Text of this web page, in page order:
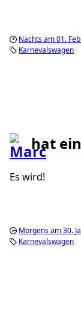
Nachts am 01.
Karnevalswagen
hat
Es wird!
Morgens am 30.
Karnevalswagen